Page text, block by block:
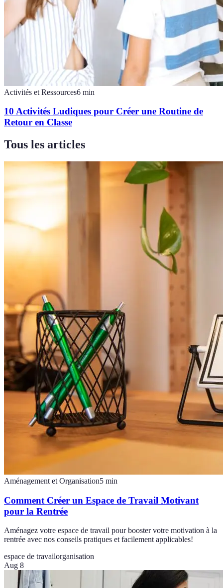
Activités et Ressources6 min
10 Activités Ludiques pour Créer une Routine de
Retour en Classe
Tous les articles
Aménagement et Organisation5 min
Comment Créer un Espace de Travail Motivant
pour la Rentrée
Aménagez votre espace de travail pour booster votre motivation à la
rentrée avec nos conseils pratiques et facilement applicables!
espace de travailorganisation
Aug 8